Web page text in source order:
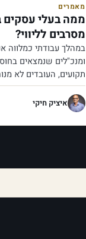
מאמרים
ממה בעלי
מסרבים לליווי?
במהלך עבודתי כמלווה
ומנכ"לים שנמצאים
תקועים, העובדים לא
איציק חיקי